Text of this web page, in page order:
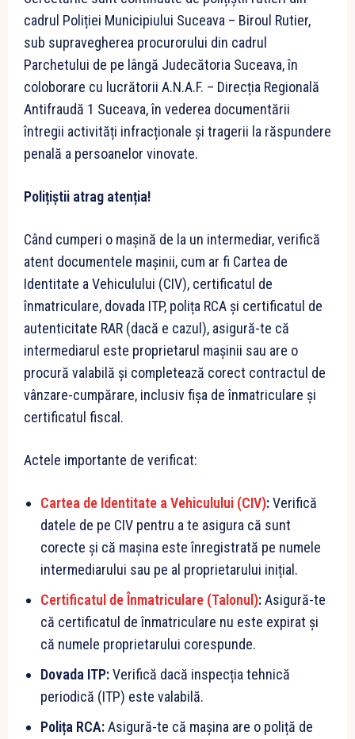
cadrul Poliției Municipiului Suceava – Biroul Rutier,
sub supravegherea procurorului din cadrul
Parchetului de pe lângă Judecătoria Suceava, în
coloborare cu lucrătorii A.N.A.F. – Direcția Regională
Antifraudă 1 Suceava, în vederea documentării
întregii activități infracționale și tragerii la răspundere
penală a persoanelor vinovate.
Polițiștii atrag atenția!
Când cumperi o mașină de la un intermediar, verifică
atent documentele mașinii, cum ar fi Cartea de
Identitate a Vehiculului (CIV), certificatul de
înmatriculare, dovada ITP, polița RCA și certificatul de
autenticitate RAR (dacă e cazul), asigură-te că
intermediarul este proprietarul mașinii sau are o
procură valabilă și completează corect contractul de
vânzare-cumpărare, inclusiv fișa de înmatriculare și
certificatul fiscal.
Actele importante de verificat:
Cartea de Identitate a Vehiculului (CIV):Verifică
datele de pe CIV pentru a te asigura că sunt
corecte și că mașina este înregistrată pe numele
intermediarului sau pe al proprietarului inițial.
Certificatul de Înmatriculare (Talonul):Asigură-te
că certificatul de înmatriculare nu este expirat și
că numele proprietarului corespunde.
Dovada ITP:Verifică dacă inspecția tehnică
periodică (ITP) este valabilă.
Polița RCA:Asigură-te că mașina are o poliță de